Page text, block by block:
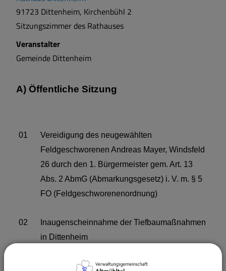
A) Öffentliche Sitzung
01
Vereidigung des neugewählten
Feldgeschworenen Andreas Mayer, Windsfeld
26 durch den 1. Bürgermeister gem. Art. 13
Abs. 2 AbmG (Abmarkungsgesetz) i. V. m. § 5
FO (Feldgeschworenenordnung)
02
Inaugenscheinnahme der Tiefbaumaßnahmen
in Dittenheim
Beratung und Beschlussfassung über ein
91723 Dittenheim, Kirchenbühl 2
Sitzungszimmer des Rathauses
Veranstalter
Gemeinde Dittenheim